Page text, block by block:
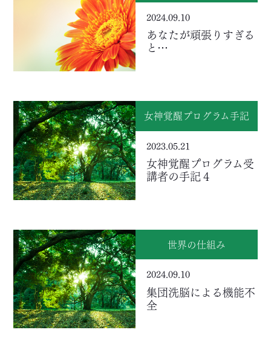
2024.09.10
あなたが頑張りすぎる
と…
女神覚醒プログラム手記
2023.05.21
女神覚醒プログラム受
講者の手記４
世界の仕組み
2024.09.10
集団洗脳による機能不
全